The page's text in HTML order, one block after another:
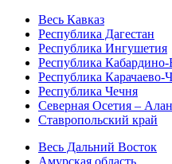
Весь Кавказ
Республика Дагестан
Республика Ингушетия
Республика Кабардино-
Республика Карачаево-
Республика Чечня
Северная Осетия –
Ставропольский край
Весь Дальний Восток
Амурская область